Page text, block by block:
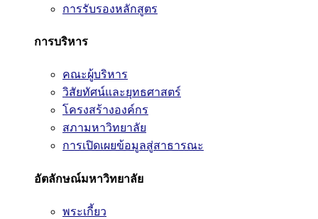
การรับรองหลักสูตร
การบริหาร
คณะผู้บริหาร
วิสัยทัศน์และยุทธศาสตร์
โครงสร้างองค์กร
สภามหาวิทยาลัย
การเปิดเผยข้อมูลสู่สาธารณะ
อัตลักษณ์มหาวิทยาลัย
พระเกี้ยว